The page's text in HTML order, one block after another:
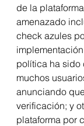
de la
amenazado
check azules
política ha sido
muchos
anunciando
verificación; y
plataforma por